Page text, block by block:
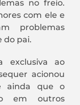
no freio.
com ele e
problemas
do pai.
exclusiva ao
acionou
ainda que o
em outros